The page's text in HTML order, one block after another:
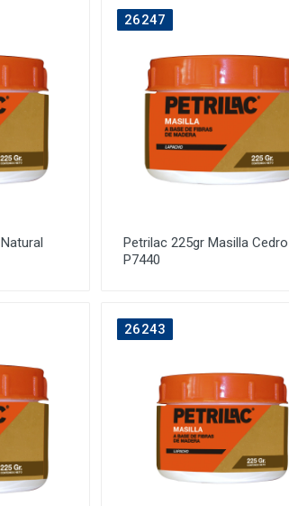
26247
Petrilac 225gr Masilla Cedro
P7440
26243